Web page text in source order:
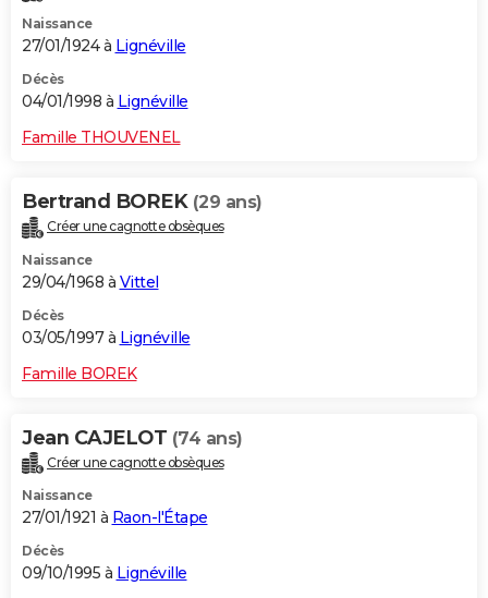
Naissance
27/01/1924 à Lignéville
Décès
04/01/1998 à Lignéville
Famille THOUVENEL
Bertrand BOREK (29 ans)
Créer une cagnotte obsèques
Naissance
29/04/1968 à Vittel
Décès
03/05/1997 à Lignéville
Famille BOREK
Jean CAJELOT (74 ans)
Créer une cagnotte obsèques
Naissance
27/01/1921 à Raon-l'Étape
Décès
09/10/1995 à Lignéville